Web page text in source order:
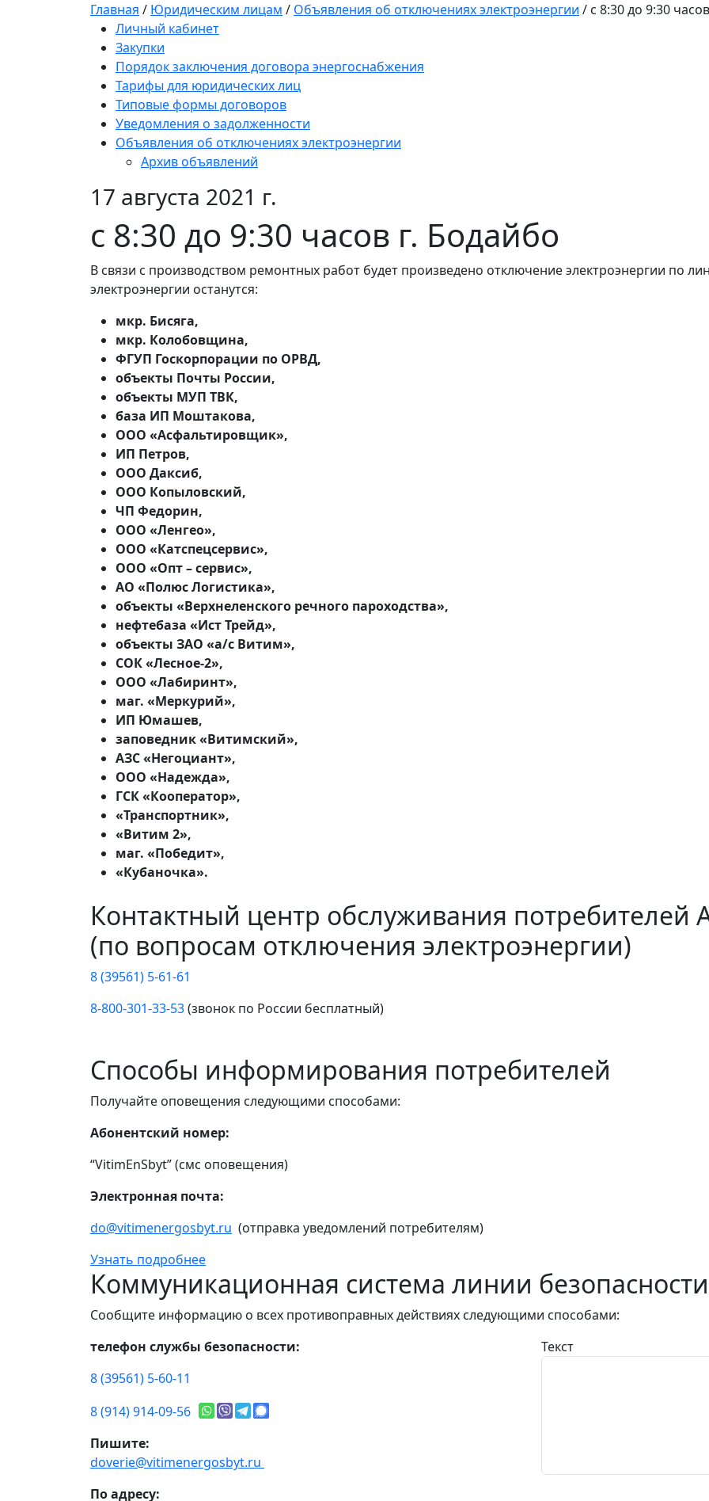
Главная / Юридическим лицам / Объявления об отключениях электроэнергии / с 8:30 до 9:30
Личный кабинет
Закупки
Порядок заключения договора энергоснабжения
Тарифы для юридических лиц
Типовые формы договоров
Уведомления о задолженности
Объявления об отключениях электроэнергии
Архив объявлений
17 августа 2021 г.
с 8:30 до 9:30 часов г. Бодайбо
В связи с производством ремонтных работ будет произведено отключение электроэнергии по
электроэнергии останутся:
мкр. Бисяга,
мкр. Колобовщина,
ФГУП Госкорпорации по ОРВД,
объекты Почты России,
объекты МУП ТВК,
база ИП Моштакова,
ООО «Асфальтировщик»,
ИП Петров,
ООО Даксиб,
ООО Копыловский,
ЧП Федорин,
ООО «Ленгео»,
ООО «Катспецсервис»,
ООО «Опт – сервис»,
АО «Полюс Логистика»,
объекты «Верхнеленского речного пароходства»,
нефтебаза «Ист Трейд»,
объекты ЗАО «а/с Витим»,
СОК «Лесное-2»,
ООО «Лабиринт»,
маг. «Меркурий»,
ИП Юмашев,
заповедник «Витимский»,
АЗС «Негоциант»,
ООО «Надежда»,
ГСК «Кооператор»,
«Транспортник»,
«Витим 2»,
маг. «Победит»,
«Кубаночка».
Контактный центр обслуживания потребителей
(по вопросам отключения электроэнергии)
8 (39561) 5-61-61
8-800-301-33-53(звонок по России бесплатный)
Способы информирования потребителей
Получайте оповещения следующими способами:
Абонентский номер:
“VitimEnSbyt” (смс оповещения)
Электронная почта:
do@vitimenergosbyt.ru (отправка уведомлений потребителям)
Узнать подробнее
Коммуникационная система линии безопасности
Сообщите информацию о всех противоправных действиях следующими способами:
телефон службы безопасности:
8 (39561) 5-60-11
8 (914) 914-09-56
Пишите:
doverie@vitimenergosbyt.ru
По адресу:
Текст